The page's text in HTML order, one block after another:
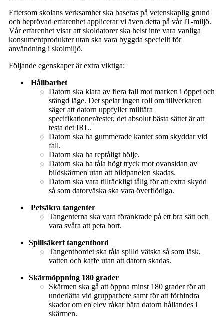
Eftersom skolans verksamhet ska baseras på vetenskaplig grund
och beprövad erfarenhet applicerar vi även detta på vår IT-miljö.
Vår erfarenhet visar att skoldatorer ska helst inte vara vanliga
konsumentprodukter utan ska vara byggda speciellt för
användning i skolmiljö.
Följande egenskaper är extra viktiga:
Hållbarhet
Datorn ska klara av flera fall mot marken i öppet och
stängd läge. Det spelar ingen roll om tillverkaren
säger att datorn uppfyller militära
specifikationer/tester, det absolut bästa sättet är att
testa det IRL.
Datorn ska ha gummerade kanter som skyddar vid
fall.
Datorn ska ha reptåligt hölje.
Datorn ska ha tåla högt tryck mot ovansidan av
bildskärmen utan att bildpanelen skadas.
Datorn ska vara tillräckligt tålig för att extra skydd
så som datorväska ska vara överflödiga.
Petsäkra tangenter
Tangenterna ska vara förankrade på ett bra sätt och
vara svåra att peta bort.
Spillsäkert tangentbord
Tangentbordet ska tåla spilld vätska så som läsk,
vatten och kaffe utan att datorn skadas.
Skärmöppning 180 grader
Skärmen ska gå att öppna minst 180 grader för att
underlätta vid grupparbete samt för att förhindra
skador om en elev råkar bära datorn hållandes i
skärmen.